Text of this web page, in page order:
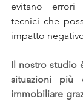
evitano errori
tecnici che
impatto
Il nostro studio
situazioni più
immobiliare